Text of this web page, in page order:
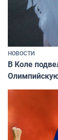
НОВОСТИ
В Коле